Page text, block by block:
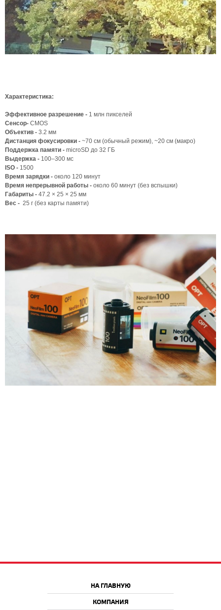
Характеристика:
Эффективное разрешение - 1 млн пикселей
Сенсор- CMOS
Объектив - 3.2 мм
Дистанция фокусировки - ~70 см (обычный режим), ~20 см (макро)
Поддержка памяти - microSD до 32 ГБ
Выдержка - 100–300 мс
ISO - 1500
Время зарядки - около 120 минут
Время непрерывной работы - около 60 минут (без вспышки)
Габариты - 47.2 × 25 × 25 мм
Вес - 25 г (без карты памяти)
НА ГЛАВНУЮ
КОМПАНИЯ